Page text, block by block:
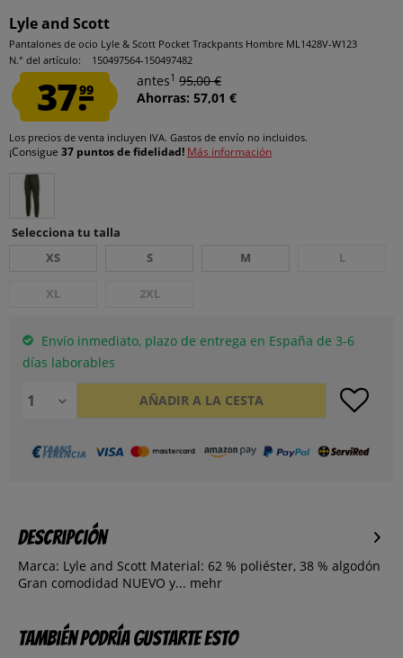
Lyle and Scott
Pantalones de ocio Lyle & Scott Pocket Trackpants Hombre ML1428V-W123
N.° del artículo:
150497564-150497482
37.99
antes1 95,00 €
Ahorras: 57,01 €
Los precios de venta incluyen IVA. Gastos de envío no incluidos.
¡Consigue 37 puntos de fidelidad! Más información
Selecciona tu talla
XS
S M L
XL 2XL
Envío inmediato, plazo de entrega en España de 3-6
días laborables
AÑADIR A LA CESTA
Descripción
Marca: Lyle and Scott Material: 62 % poliéster, 38 % algodón
Gran comodidad NUEVO y... mehr
También podría gustarte esto